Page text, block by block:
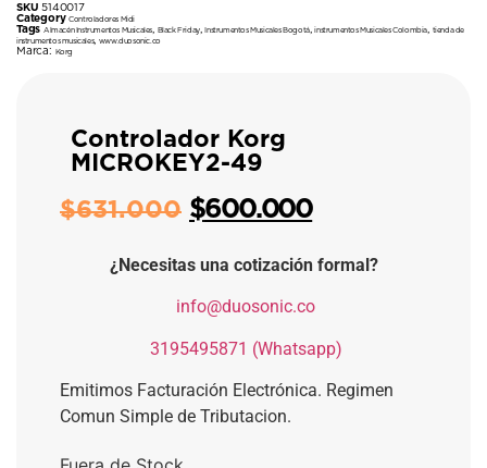
SKU5140017
Category Controladores Midi
Tags Almacén Instrumentos Musicales Black Friday,Instrumentos Musicales Bogotá,instrumentos Musicales Colombia
tienda de
instrumentos musicales, www.duosonic.co
Marca: Korg
Controlador Korg
MICROKEY2-49
$631.000 $600.000
¿Necesitas una cotización formal?
info@duosonic.co
3195495871 (Whatsapp)
Emitimos Facturación Electrónica. Regimen
Comun Simple de Tributacion.